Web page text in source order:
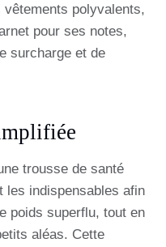
polyvalents,
pour ses notes,
surcharge et de
trousse de santé
les indispensables afin
poids superflu, tout en
aléas. Cette